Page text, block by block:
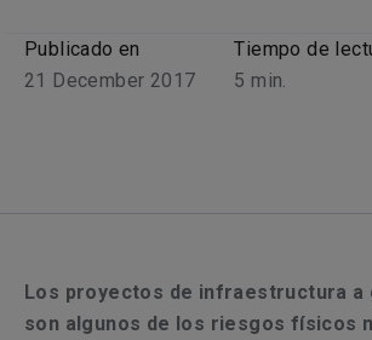
Publicado en
21 December 2017
Tiempo de
5 min.
Los proyectos de infraestructura a
son algunos de los riesgos físicos